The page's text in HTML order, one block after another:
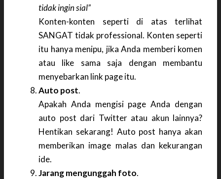
tidak ingin sial”
Konten-konten seperti di atas terlihat
SANGAT tidak professional. Konten seperti
itu hanya menipu, jika Anda memberi komen
atau like sama saja dengan membantu
menyebarkan link page itu.
Auto post.
Apakah Anda mengisi page Anda dengan
auto post dari Twitter atau akun lainnya?
Hentikan sekarang! Auto post hanya akan
memberikan image malas dan kekurangan
ide.
Jarang mengunggah foto.